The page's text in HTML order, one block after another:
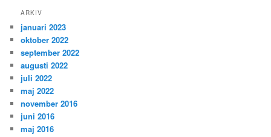
ARKIV
januari 2023
oktober 2022
september 2022
augusti 2022
juli 2022
maj 2022
november 2016
juni 2016
maj 2016